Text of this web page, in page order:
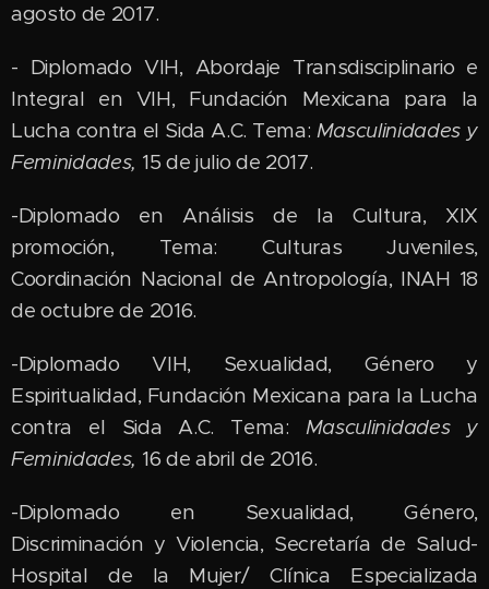
agosto de 2017.
- Diplomado VIH, Abordaje Transdisciplinario e
Integral en VIH, Fundación Mexicana para la
Lucha contra el Sida A.C. Tema: Masculinidades y
Feminidades, 15 de julio de 2017.
-Diplomado en Análisis de la Cultura, XIX
promoción, Tema: Culturas Juveniles,
Coordinación Nacional de Antropología, INAH 18
de octubre de 2016.
-Diplomado VIH, Sexualidad, Género y
Espiritualidad, Fundación Mexicana para la Lucha
contra el Sida A.C. Tema: Masculinidades y
Feminidades, 16 de abril de 2016.
-Diplomado en Sexualidad, Género,
Discriminación y Violencia, Secretaría de Salud-
Hospital de la Mujer/ Clínica Especializada